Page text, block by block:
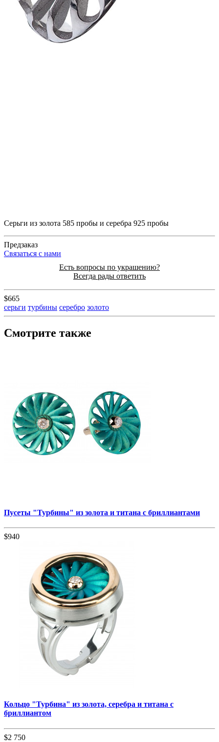
Серьги из золота 585 пробы и серебра 925 пробы
Предзаказ
Cвязаться с нами
Есть вопросы по украшению?
Всегда рады ответить
$665
серьги турбины серебро золото
Смотрите также
Пусеты "Турбины" из золота и титана с бриллиантами
$940
Кольцо "Турбина" из золота, серебра и титана с
бриллиантом
$2 750